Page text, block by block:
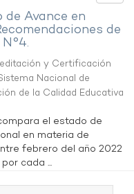
Avance en
de
y Certificación
Nacional de
de la Calidad Educativa
el estado de
en materia de
febrero del año 2022
cada ...